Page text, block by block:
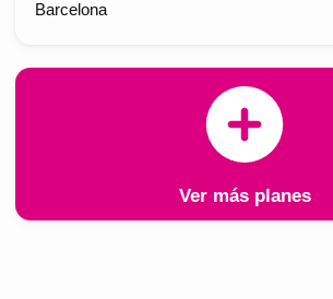
Barcelona
Ver más planes